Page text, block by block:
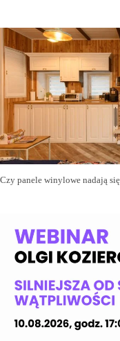
Czy panele winylowe nadają